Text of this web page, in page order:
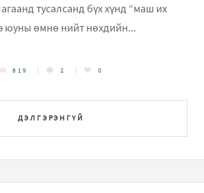
тусалсанд бүх хүнд “маш их
юуны өмнө нийт нөхдийн...
ДЭЛГЭРЭНГҮЙ
819 2 0